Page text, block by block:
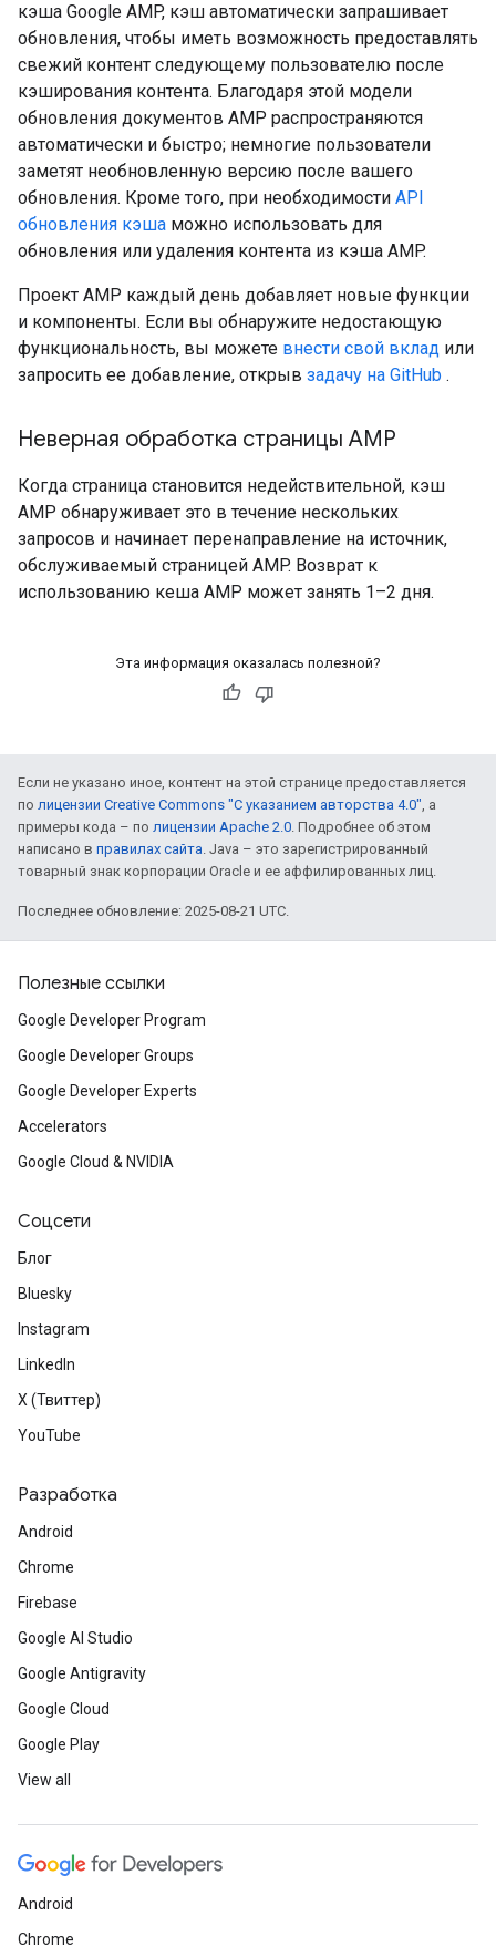
кэша Google AMP, кэш автоматически запрашивает
обновления, чтобы иметь возможность предоставлять
свежий контент следующему пользователю после
кэширования контента. Благодаря этой модели
обновления документов AMP распространяются
автоматически и быстро; немногие пользователи
заметят необновленную версию после вашего
обновления. Кроме того, при необходимости API
обновления кэша можно использовать для
обновления или удаления контента из кэша AMP.
Проект AMP каждый день добавляет новые функции
и компоненты. Если вы обнаружите недостающую
функциональность, вы можете внести свой вклад или
запросить ее добавление, открыв задачу на GitHub .
Неверная обработка страницы AMP
Когда страница становится недействительной, кэш
AMP обнаруживает это в течение нескольких
запросов и начинает перенаправление на источник,
обслуживаемый страницей AMP. Возврат к
использованию кеша AMP может занять 1–2 дня.
Эта информация оказалась полезной?
Если не указано иное, контент на этой странице предоставляется
по лицензии Creative Commons "С указанием авторства 4.0", а
примеры кода – по лицензии Apache 2.0. Подробнее об этом
написано в правилах сайта. Java – это зарегистрированный
товарный знак корпорации Oracle и ее аффилированных лиц.
Последнее обновление: 2025-08-21 UTC.
Полезные ссылки
Google Developer Program
Google Developer Groups
Google Developer Experts
Accelerators
Google Cloud & NVIDIA
Соцсети
Блог
Bluesky
Instagram
LinkedIn
X (Твиттер)
YouTube
Разработка
Android
Chrome
Firebase
Google AI Studio
Google Antigravity
Google Cloud
Google Play
View all
Android
Chrome